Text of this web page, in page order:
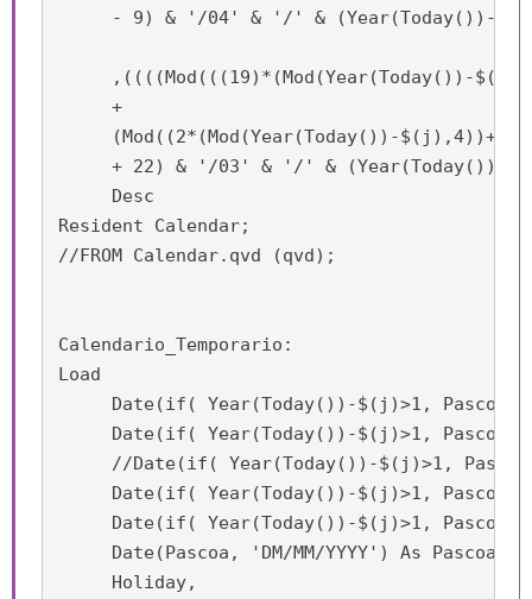
- 9) & '/04' & '/' & (Year(Today())-
,((((Mod(((19)*(Mod(Year(Today())-
+
(Mod((2*(Mod(Year(Today())-
+ 22) & '/03' & '/' & (Year(Today())-
Desc
Resident Calendar;
//FROM Calendar.qvd (qvd);
Calendario_Temporario:
Load
Date(if( Year(Today())-$(j)>1, Pascoa -
Date(if( Year(Today())-$(j)>1, Pascoa -
//Date(if( Year(Today())-$(j)>1, Pascoa
Date(if( Year(Today())-$(j)>1, Pascoa -
Date(if( Year(Today())-$(j)>1, Pascoa +
Date(Pascoa, 'DM/MM/YYYY') As Pascoa,
Holiday,